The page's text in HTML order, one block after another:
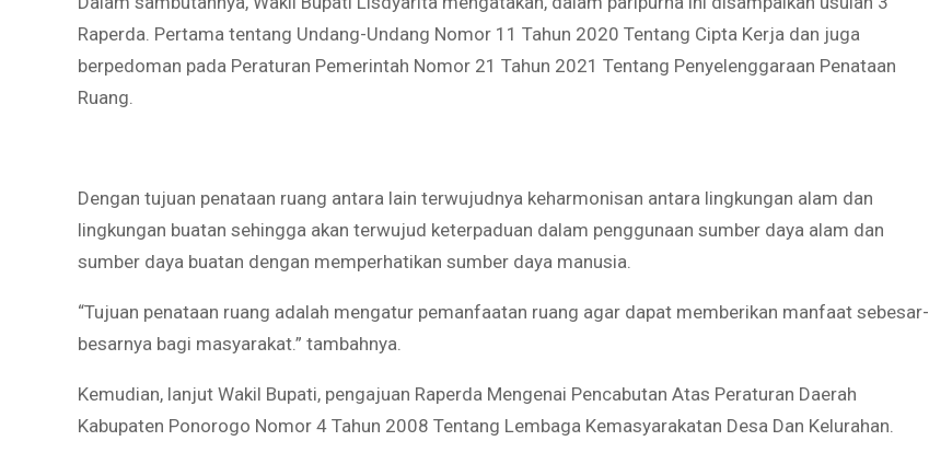
Raperda. Pertama tentang Undang-Undang Nomor 11 Tahun 2020 Tentang Cipta Kerja dan juga
berpedoman pada Peraturan Pemerintah Nomor 21 Tahun 2021 Tentang Penyelenggaraan Penataan
Ruang.
Dengan tujuan penataan ruang antara lain terwujudnya keharmonisan antara lingkungan alam dan
lingkungan buatan sehingga akan terwujud keterpaduan dalam penggunaan sumber daya alam dan
sumber daya buatan dengan memperhatikan sumber daya manusia.
“Tujuan penataan ruang adalah mengatur pemanfaatan ruang agar dapat memberikan manfaat sebesar-
besarnya bagi masyarakat.” tambahnya.
Kemudian, lanjut Wakil Bupati, pengajuan Raperda Mengenai Pencabutan Atas Peraturan Daerah
Kabupaten Ponorogo Nomor 4 Tahun 2008 Tentang Lembaga Kemasyarakatan Desa Dan Kelurahan.